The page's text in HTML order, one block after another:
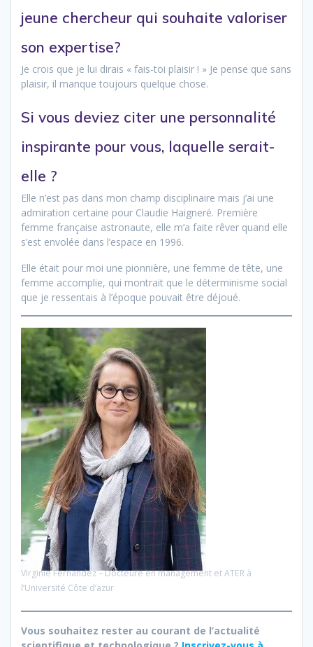
jeune chercheur qui souhaite valoriser
son expertise?
Je crois que je lui dirais « fais-toi plaisir ! » Je pense que sans
plaisir, il manque toujours quelque chose.
Si vous deviez citer une personnalité
inspirante pour vous, laquelle serait-
elle ?
Elle n’est pas dans mon champ disciplinaire mais j’ai une
admiration certaine pour Claudie Haigneré. Première
femme française astronaute, elle m’a faite rêver quand elle
s’est envolée dans l’espace en 1996.
Elle était pour moi une pionnière, une femme de tête, une
femme accomplie, qui montrait que le déterminisme social
que je ressentais à l’époque pouvait être déjoué.
Virginie Fernandez – Docteure en management et ATER à
l’Université Côte d’azur
Vous souhaitez rester au courant de l’actualité